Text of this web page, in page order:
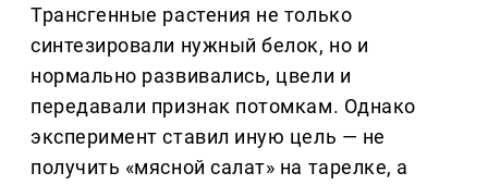
Трансгенные растения не только
синтезировали нужный белок, но и
нормально развивались, цвели и
передавали признак потомкам. Однако
эксперимент ставил иную цель — не
получить «мясной салат» на тарелке, а